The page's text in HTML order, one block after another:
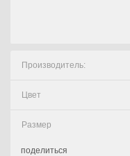
Производитель:
Цвет
Размер
поделиться